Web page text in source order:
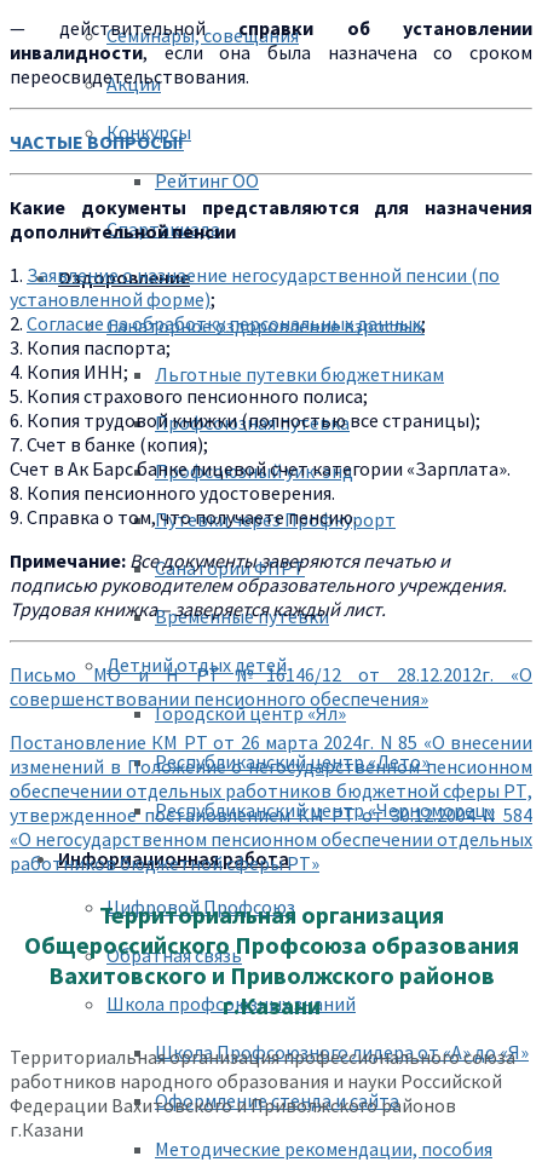
Семинары, совещания
Акции
Конкурсы
Рейтинг ОО
Спартакиада
Оздоровление
Санаторное оздоровление взрослых
Льготные путевки бюджетникам
Профсоюзная путевка
Профсоюзный уик-энд
Путевки через Профкурорт
Санатории ФПРТ
Временные путевки
Летний отдых детей
Городской центр «Ял»
Республиканский центр «Лето»
Республиканский центр «Черноморец»
Информационная работа
Цифровой Профсоюз
Обратная связь
Школа профсоюзных знаний
Школа Профсоюзного лидера от «А» до «Я»
Оформление стенда и сайта
Методические рекомендации, пособия
— действительнойсправки об установлении
инвалидности, если она была назначена со сроком
переосвидетельствования.
ЧАСТЫЕ ВОПРОСЫ!
Какие документы представляются для назначения
дополнительной пенсии
1. Заявление о назнаение негосударственной пенсии (по
установленной форме);
2. Согласие на обработку персональных данных;
3. Копия паспорта;
4. Копия ИНН;
5. Копия страхового пенсионного полиса;
6. Копия трудовой книжки (полностью все страницы);
7. Счет в банке (копия);
Счет в Ак Барс банке лицевой счет категории «Зарплата».
8. Копия пенсионного удостоверения.
9. Справка о том, что получаете пенсию.
Примечание: Все документы заверяются печатью и
подписью руководителем образовательного учреждения.
Трудовая книжка – заверяется каждый лист.
Письмо МО и Н РТ №16146/12 от 28.12.2012г. «О
совершенствовании пенсионного обеспечения»
Постановление КМ РТ от 26 марта 2024г. N 85 «О внесении
изменений в Положение о негосударственном пенсионном
обеспечении отдельных работников бюджетной сферы РТ,
утвержденное постановлением КМ РТ от 30.12.2004 N 584
«О негосударственном пенсионном обеспечении отдельных
работников бюджетной сферы РТ»
Территориальная организация
Общероссийского Профсоюза образования
Вахитовского и Приволжского районов
г.Казани
Территориальная организация профессионального союза
работников народного образования и науки Российской
Федерации Вахитовского и Приволжского районов
г.Казани